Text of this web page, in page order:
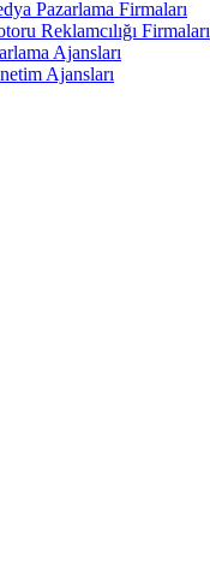
Pazarlama Firmaları
Reklamcılığı Firmaları
Ajansları
Ajansları